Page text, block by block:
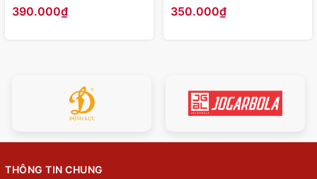
Hàng Chính Hãng
390.000₫
Hàng Chính Hãng
350.000₫
THÔNG TIN CHUNG